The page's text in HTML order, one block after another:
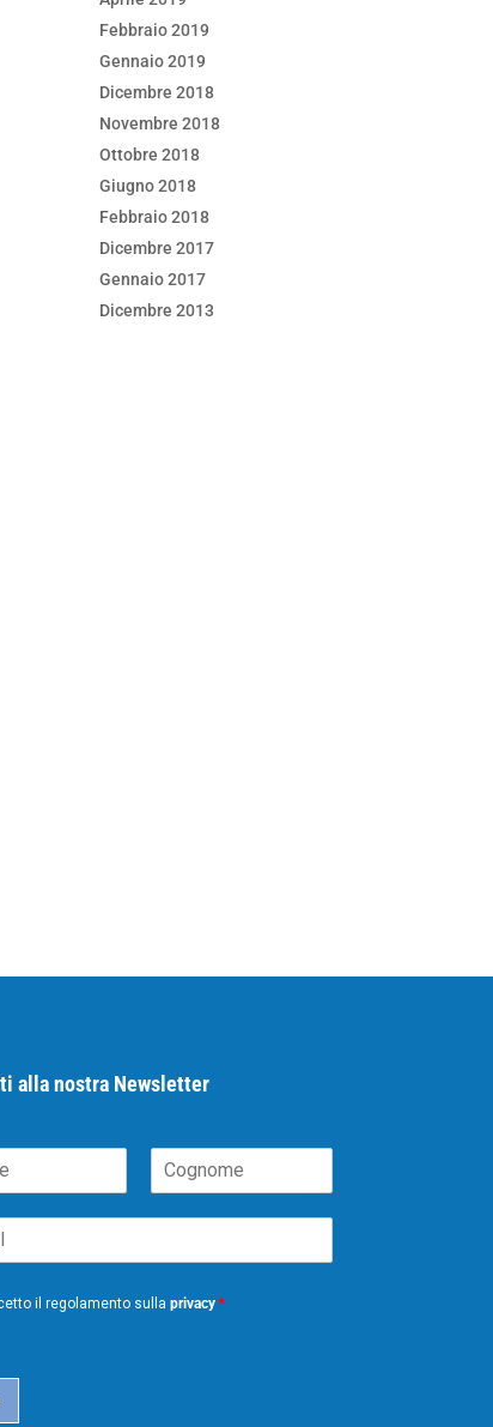
Febbraio 2019
Gennaio 2019
Dicembre 2018
Novembre 2018
Ottobre 2018
Giugno 2018
Febbraio 2018
Dicembre 2017
Gennaio 2017
Dicembre 2013
alla nostra Newsletter
o
n
m
il regolamento sulla privacy *